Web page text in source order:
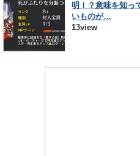
明！？意味を知っ
いものが…
13view